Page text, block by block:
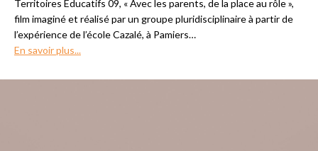
Territoires Educatifs 09, « Avec les parents, de la place au rôle »,
film imaginé et réalisé par un groupe pluridisciplinaire à partir de
l’expérience de l’école Cazalé, à Pamiers…
En savoir plus...